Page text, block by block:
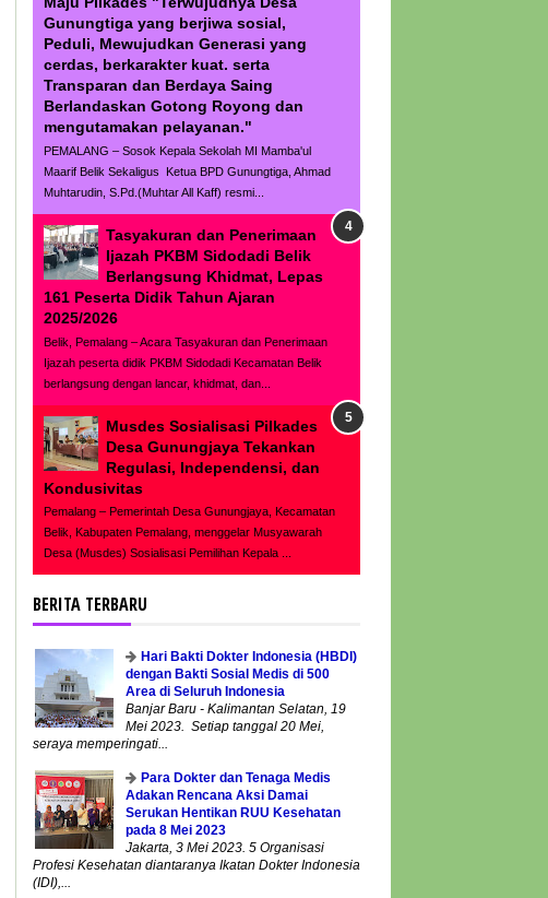
Gunungtiga yang berjiwa sosial,
Peduli, Mewujudkan Generasi yang
cerdas, berkarakter kuat. serta
Transparan dan Berdaya Saing
Berlandaskan Gotong Royong dan
mengutamakan pelayanan."
PEMALANG – Sosok Kepala Sekolah MI Mamba'ul
Maarif Belik Sekaligus Ketua BPD Gunungtiga, Ahmad
Muhtarudin, S.Pd.(Muhtar All Kaff) resmi...
Tasyakuran dan Penerimaan
Ijazah PKBM Sidodadi Belik
Berlangsung Khidmat, Lepas
161 Peserta Didik Tahun Ajaran
2025/2026
Belik, Pemalang – Acara Tasyakuran dan Penerimaan
Ijazah peserta didik PKBM Sidodadi Kecamatan Belik
berlangsung dengan lancar, khidmat, dan...
Musdes Sosialisasi Pilkades
Desa Gunungjaya Tekankan
Regulasi, Independensi, dan
Kondusivitas
Pemalang – Pemerintah Desa Gunungjaya, Kecamatan
Belik, Kabupaten Pemalang, menggelar Musyawarah
Desa (Musdes) Sosialisasi Pemilihan Kepala ...
BERITA TERBARU
Hari Bakti Dokter Indonesia (HBDI)
dengan Bakti Sosial Medis di 500
Area di Seluruh Indonesia
Banjar Baru - Kalimantan Selatan, 19
Mei 2023. Setiap tanggal 20 Mei,
seraya memperingati...
Para Dokter dan Tenaga Medis
Adakan Rencana Aksi Damai
Serukan Hentikan RUU Kesehatan
pada 8 Mei 2023
Jakarta, 3 Mei 2023. 5 Organisasi
Profesi Kesehatan diantaranya Ikatan Dokter Indonesia
(IDI),...